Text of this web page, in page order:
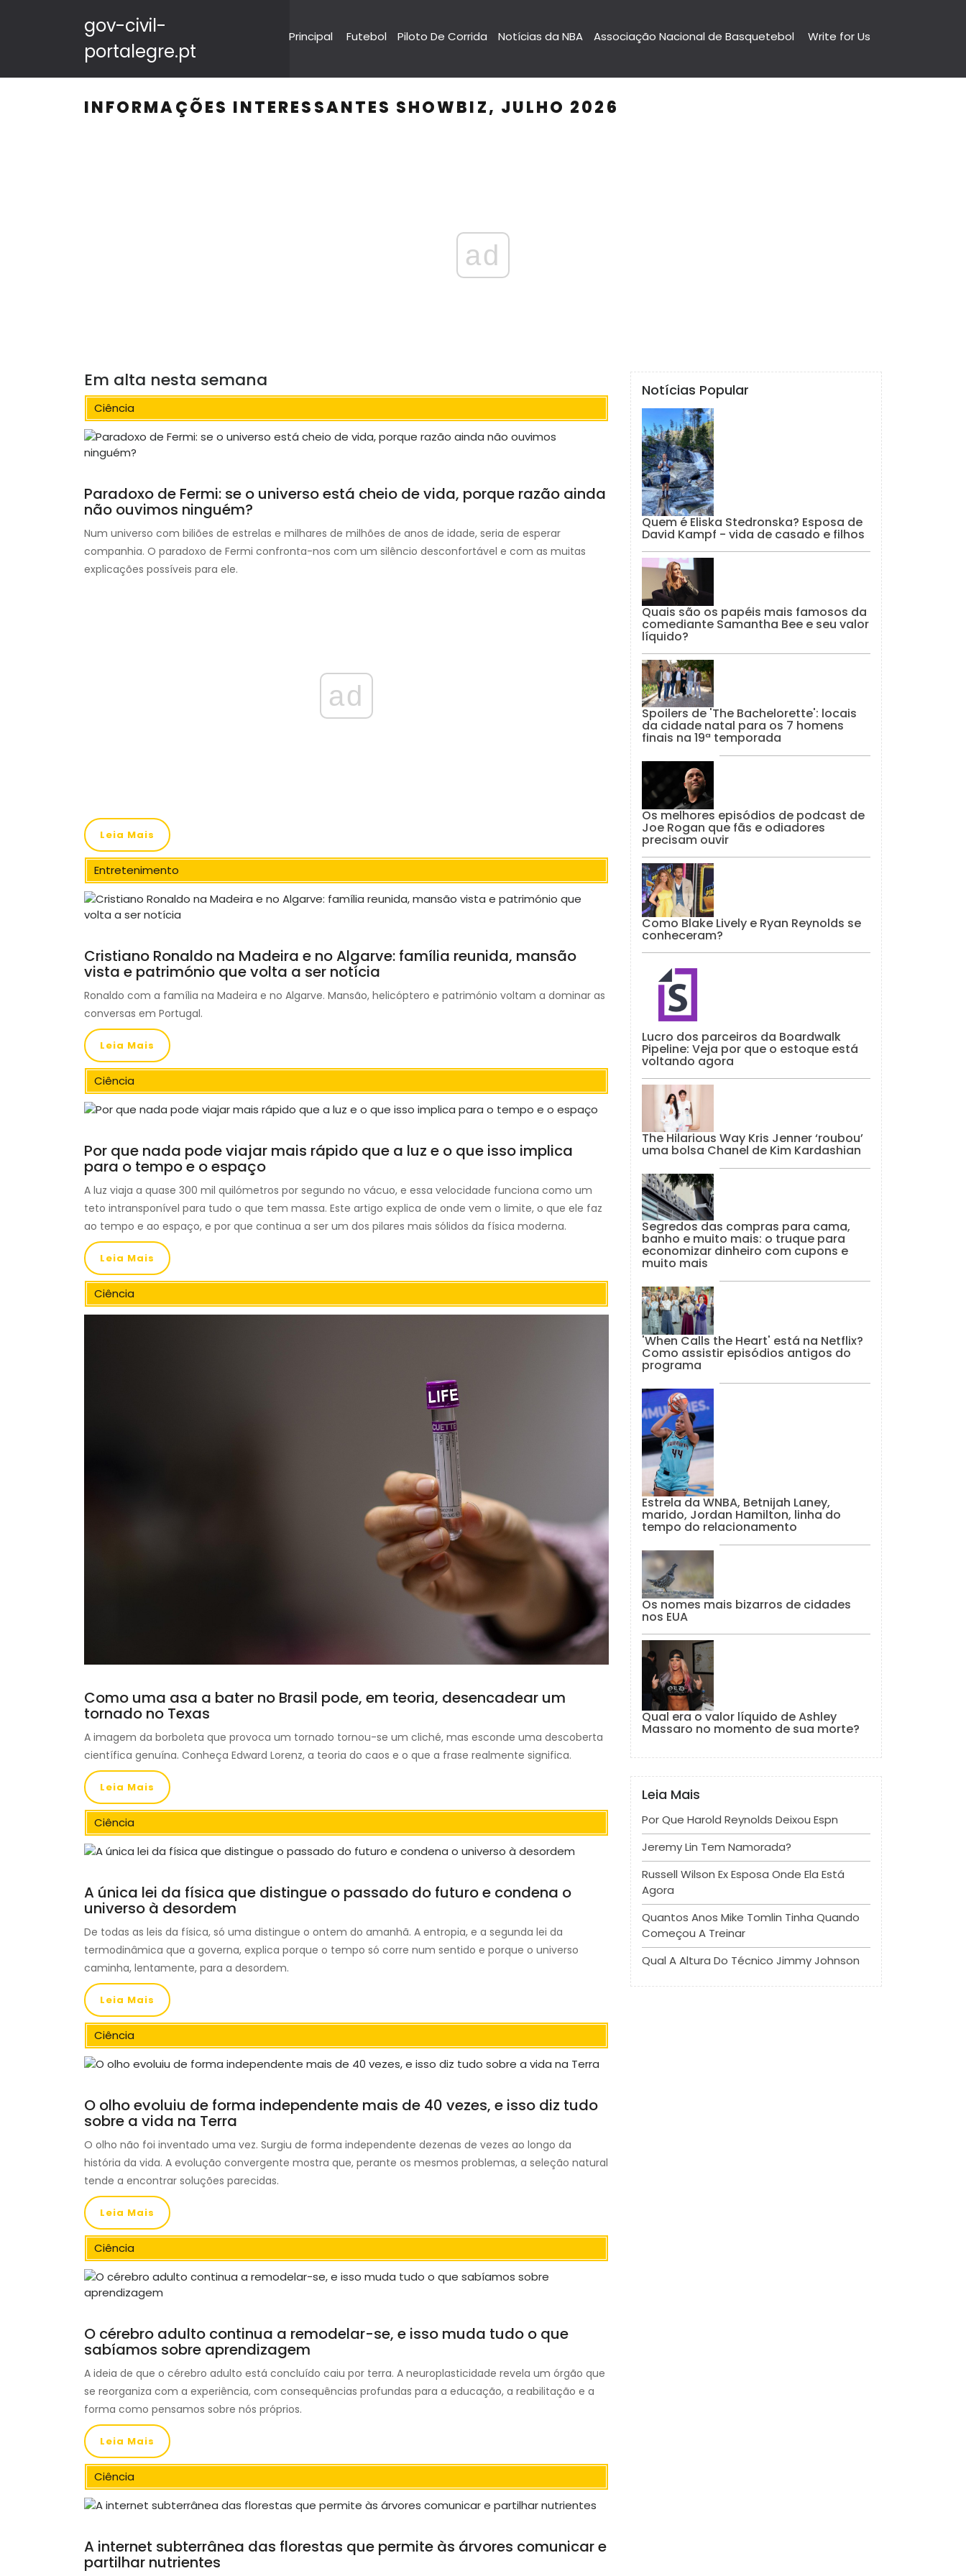
gov-civil-
portalegre.pt
Principal Futebol Piloto De Corrida Notícias da NBA Associação Nacional de Basquetebol Write for Us
INFORMAÇÕES INTERESSANTES SHOWBIZ, JULHO 2026
ad
Em alta nesta semana
Ciência
Paradoxo de Fermi: se o universo está cheio de vida, porque razão ainda
não ouvimos ninguém?
Num universo com biliões de estrelas e milhares de milhões de anos de idade, seria de esperar
companhia. O paradoxo de Fermi confronta-nos com um silêncio desconfortável e com as muitas
explicações possíveis para ele.
ad
Leia Mais
Entretenimento
Cristiano Ronaldo na Madeira e no Algarve: família reunida, mansão
vista e património que volta a ser notícia
Ronaldo com a família na Madeira e no Algarve. Mansão, helicóptero e património voltam a dominar as
conversas em Portugal.
Leia Mais
Ciência
Por que nada pode viajar mais rápido que a luz e o que isso implica
para o tempo e o espaço
A luz viaja a quase 300 mil quilómetros por segundo no vácuo, e essa velocidade funciona como um
teto intransponível para tudo o que tem massa. Este artigo explica de onde vem o limite, o que ele faz
ao tempo e ao espaço, e por que continua a ser um dos pilares mais sólidos da física moderna.
Leia Mais
Ciência
Como uma asa a bater no Brasil pode, em teoria, desencadear um
tornado no Texas
A imagem da borboleta que provoca um tornado tornou-se um cliché, mas esconde uma descoberta
científica genuína. Conheça Edward Lorenz, a teoria do caos e o que a frase realmente significa.
Leia Mais
Ciência
A única lei da física que distingue o passado do futuro e condena o
universo à desordem
De todas as leis da física, só uma distingue o ontem do amanhã. A entropia, e a segunda lei da
termodinâmica que a governa, explica porque o tempo só corre num sentido e porque o universo
caminha, lentamente, para a desordem.
Leia Mais
Ciência
O olho evoluiu de forma independente mais de 40 vezes, e isso diz tudo
sobre a vida na Terra
O olho não foi inventado uma vez. Surgiu de forma independente dezenas de vezes ao longo da
história da vida. A evolução convergente mostra que, perante os mesmos problemas, a seleção natural
tende a encontrar soluções parecidas.
Leia Mais
Ciência
O cérebro adulto continua a remodelar-se, e isso muda tudo o que
sabíamos sobre aprendizagem
A ideia de que o cérebro adulto está concluído caiu por terra. A neuroplasticidade revela um órgão que
se reorganiza com a experiência, com consequências profundas para a educação, a reabilitação e a
forma como pensamos sobre nós próprios.
Leia Mais
Ciência
A internet subterrânea das florestas que permite às árvores comunicar e
partilhar nutrientes
Notícias Popular
Quem é Eliska Stedronska? Esposa de
David Kampf - vida de casado e filhos
Quais são os papéis mais famosos da
comediante Samantha Bee e seu valor
líquido?
Spoilers de 'The Bachelorette': locais
da cidade natal para os 7 homens
finais na 19ª temporada
Os melhores episódios de podcast de
Joe Rogan que fãs e odiadores
precisam ouvir
Como Blake Lively e Ryan Reynolds se
conheceram?
Lucro dos parceiros da Boardwalk
Pipeline: Veja por que o estoque está
voltando agora
The Hilarious Way Kris Jenner ‘roubou’
uma bolsa Chanel de Kim Kardashian
Segredos das compras para cama,
banho e muito mais: o truque para
economizar dinheiro com cupons e
muito mais
'When Calls the Heart' está na Netflix?
Como assistir episódios antigos do
programa
Estrela da WNBA, Betnijah Laney,
marido, Jordan Hamilton, linha do
tempo do relacionamento
Os nomes mais bizarros de cidades
nos EUA
Qual era o valor líquido de Ashley
Massaro no momento de sua morte?
Leia Mais
Por Que Harold Reynolds Deixou Espn
Jeremy Lin Tem Namorada?
Russell Wilson Ex Esposa Onde Ela Está
Agora
Quantos Anos Mike Tomlin Tinha Quando
Começou A Treinar
Qual A Altura Do Técnico Jimmy Johnson